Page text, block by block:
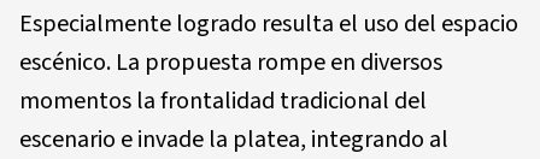
Especialmente logrado resulta el uso del espacio
escénico. La propuesta rompe en diversos
momentos la frontalidad tradicional del
escenario e invade la platea, integrando al